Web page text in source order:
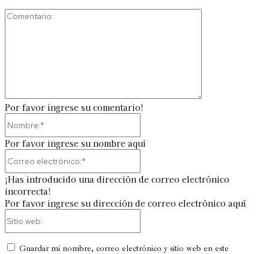
Por favor ingrese su comentario!
Por favor ingrese su nombre aquí
¡Has introducido una dirección de correo electrónico
incorrecta!
Por favor ingrese su dirección de correo electrónico aquí
Guardar mi nombre, correo electrónico y sitio web en este